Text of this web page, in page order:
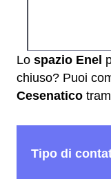
Lo spazio Enel
chiuso? Puoi
Cesenatico